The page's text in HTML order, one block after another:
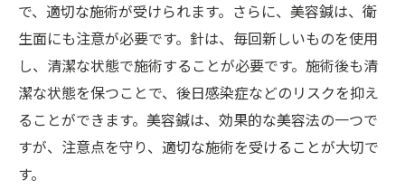
で、適切な施術が受けられます。さらに、美容鍼は、衛
生面にも注意が必要です。針は、毎回新しいものを使用
し、清潔な状態で施術することが必要です。施術後も清
潔な状態を保つことで、後日感染症などのリスクを抑え
ることができます。美容鍼は、効果的な美容法の一つで
すが、注意点を守り、適切な施術を受けることが大切で
す。